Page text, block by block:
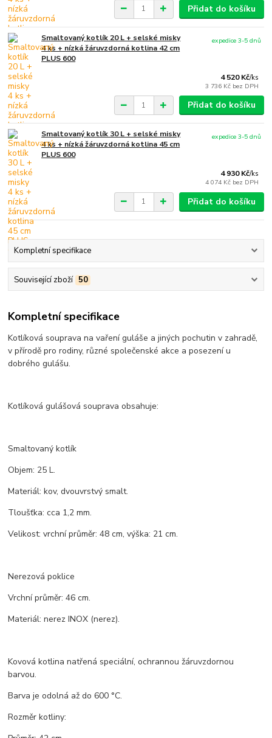
Přidat do košíku
Smaltovaný kotlík 20 L + selské misky
4 ks + nízká žáruvzdorná kotlina 42 cm
PLUS 600
4 520 Kč/ks
3 736 Kč bez DPH
expedice 3-5 dnů
Přidat do košíku
Smaltovaný kotlík 30 L + selské misky
4 ks + nízká žáruvzdorná kotlina 45 cm
PLUS 600
4 930 Kč/ks
4 074 Kč bez DPH
expedice 3-5 dnů
Přidat do košíku
Kompletní specifikace
Související zboží 50
Kompletní specifikace
Kotlíková souprava na vaření guláše a jiných pochutin v zahradě,
v přírodě pro rodiny, různé společenské akce a posezení u
dobrého gulášu.
Kotlíková gulášová souprava obsahuje:
Smaltovaný kotlík
Objem: 25 L.
Materiál: kov, dvouvrstvý smalt.
Tloušťka: cca 1,2 mm.
Velikost: vrchní průměr: 48 cm, výška: 21 cm.
Nerezová poklice
Vrchní průměr: 46 cm.
Materiál: nerez INOX (nerez).
Kovová kotlina natřená speciální, ochrannou žáruvzdornou
barvou.
Barva je odolná až do 600 °C.
Rozměr kotliny: